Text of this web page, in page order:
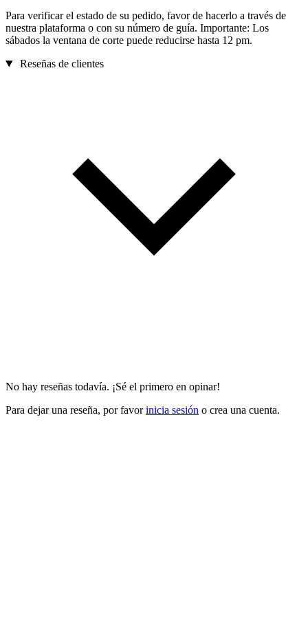
Para verificar el estado de su pedido, favor de hacerlo a través de
nuestra plataforma o con su número de guía. Importante: Los
sábados la ventana de corte puede reducirse hasta 12 pm.
Reseñas de clientes
No hay reseñas todavía. ¡Sé el primero en opinar!
Para dejar una reseña, por favorinicia sesión o crea una cuenta.